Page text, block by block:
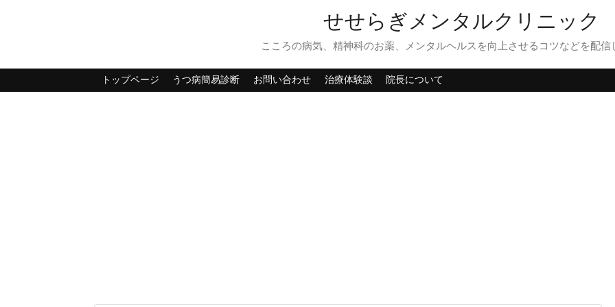
せせらぎメンタルクリニック
こころの病気、精神科のお薬、メンタルヘルスを向上させるコツなどを配信
トップページ うつ病簡易診断 お問い合わせ 治療体験談 院長について